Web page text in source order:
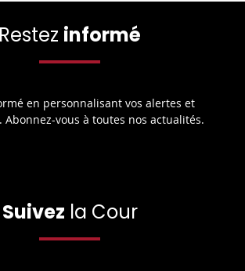
Restez informé
en personnalisant vos alertes et
Abonnez-vous à toutes nos actualités.
Suivez la Cour